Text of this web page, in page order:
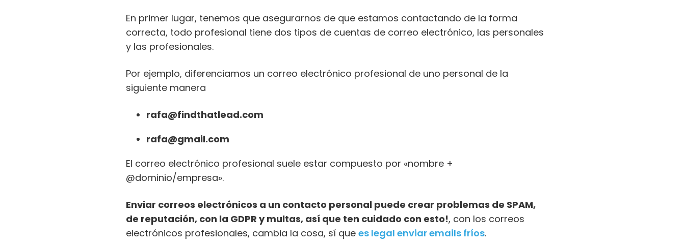
En primer lugar, tenemos que asegurarnos de que estamos contactando de la forma
correcta, todo profesional tiene dos tipos de cuentas de correo electrónico, las personales
y las profesionales.
Por ejemplo, diferenciamos un correo electrónico profesional de uno personal de la
siguiente manera
rafa@findthatlead.com
rafa@gmail.com
El correo electrónico profesional suele estar compuesto por «nombre +
@dominio/empresa».
Enviar correos electrónicos a un contacto personal puede crear problemas de SPAM,
de reputación, con la GDPR y multas, así que ten cuidado con esto!, con los correos
electrónicos profesionales, cambia la cosa, sí quees legal enviar emails fríos.